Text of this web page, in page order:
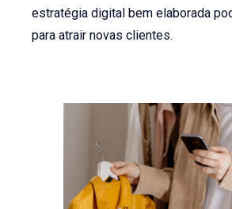
estratégia digital bem elaborada
para atrair novas clientes.